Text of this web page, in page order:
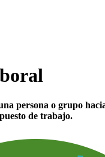
persona o grupo
de trabajo.